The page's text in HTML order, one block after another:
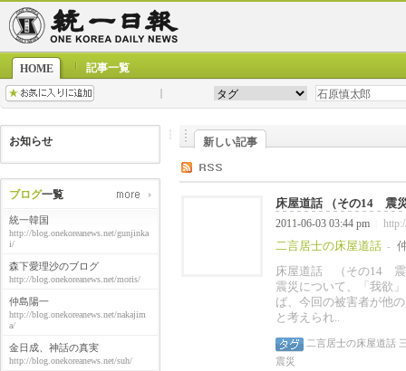
HOME 記事一覧
お知らせ
ブログ一覧
統一韓国
http://blog.onekoreanews.net/gunjinka
i/
森下愛理沙のブログ
http://blog.onekoreanews.net/moris/
仲島陽一
http://blog.onekoreanews.net/nakajim
a/
金日成、神話の真実
http://blog.onekoreanews.net/suh/
新しい記事
床屋道話 （その14 震
2011-06-03 03:44 pm
二言居士の床屋道話 -
床屋道話 （その14 震
震災について、「我欲
ば、今回の被害者が他
と考えられ..
二言居士の床屋道話
震災